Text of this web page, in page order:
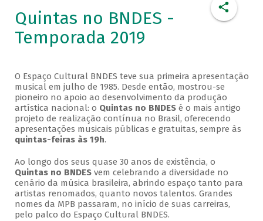
Quintas no BNDES -
Temporada 2019
O Espaço Cultural BNDES teve sua primeira apresentação
musical em julho de 1985. Desde então, mostrou-se
pioneiro no apoio ao desenvolvimento da produção
artística nacional: o Quintas no BNDESé o mais antigo
projeto de realização contínua no Brasil, oferecendo
apresentações musicais públicas e gratuitas, sempre às
quintas-feiras às 19h.
Ao longo dos seus quase 30 anos de existência, o
Quintas no BNDESvem celebrando a diversidade no
cenário da música brasileira, abrindo espaço tanto para
artistas renomados, quanto novos talentos. Grandes
nomes da MPB passaram, no início de suas carreiras,
pelo palco do Espaço Cultural BNDES.